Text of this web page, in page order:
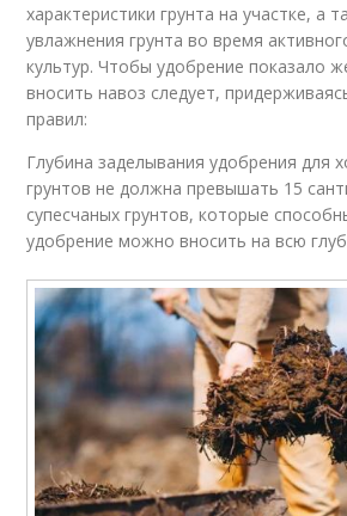
характеристики грунта на участке, а
увлажнения грунта во время
культур. Чтобы удобрение показало
вносить навоз следует,
правил:
Глубина заделывания удобрения для
грунтов не должна превышать 15
супесчаных грунтов, которые
удобрение можно вносить на всю